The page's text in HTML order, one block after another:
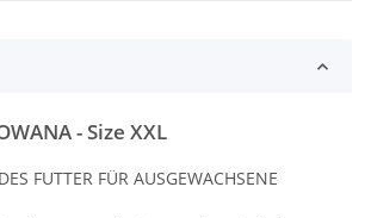
- Size XXL
FUTTER FÜR AUSGEWACHSENE